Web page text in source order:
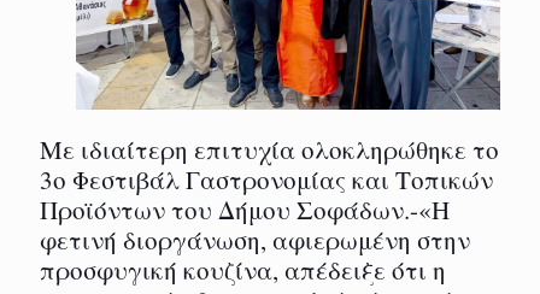
Με ιδιαίτερη επιτυχία ολοκληρώθηκε το
3ο Φεστιβάλ Γαστρονομίας και Τοπικών
Προϊόντων του Δήμου Σοφάδων.-«Η
φετινή διοργάνωση, αφιερωμένη στην
προσφυγική κουζίνα, απέδειξε ότι η